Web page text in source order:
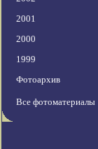
2001
2000
1999
Фотоархив
Все фотоматериалы